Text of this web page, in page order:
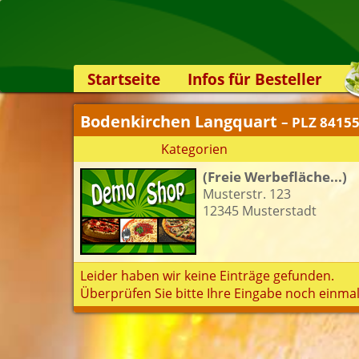
Startseite
Infos für Besteller
Lieferservice-App
Weiterempfehlen
Newsletter
Sicherheit
Kontakt
Bodenkirchen Langquart – PLZ 84155
Kategorien
(Freie Werbefläche...)
Musterstr. 123
12345 Musterstadt
Leider haben wir keine Einträge gefunden.
Überprüfen Sie bitte Ihre Eingabe noch